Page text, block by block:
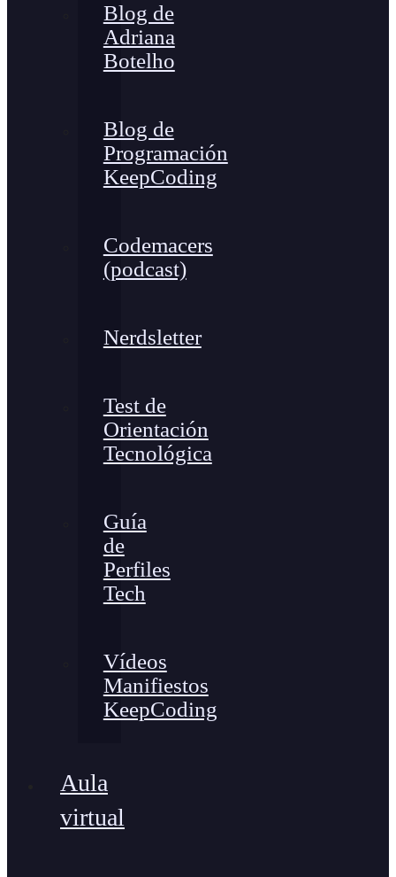
Blog de
Adriana
Botelho
Blog de
Programación
KeepCoding
Codemacers
(podcast)
Nerdsletter
Test de
Orientación
Tecnológica
Guía
de
Perfiles
Tech
Vídeos
Manifiestos
KeepCoding
Aula
virtual